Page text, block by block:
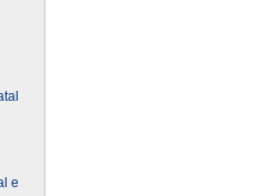
e